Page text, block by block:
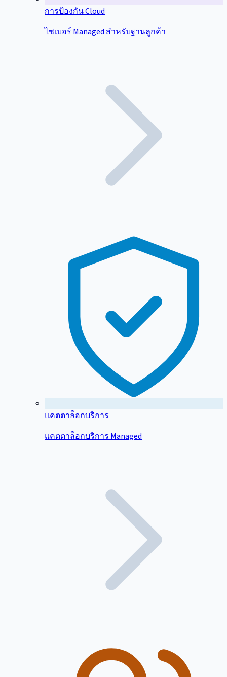
การป้องกัน Cloud
ไซเบอร์ Managed สำหรับฐานลูกค้า
แคตตาล็อกบริการ
แคตตาล็อกบริการ Managed